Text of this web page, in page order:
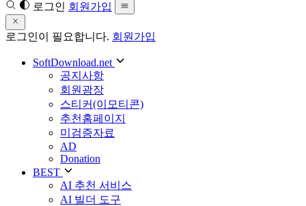
로그인 회원가입
로그인이 필요합니다. 회원가입
SoftDownload.net
공지사항
회원광장
스티커(이모티콘)
추천홈페이지
미검증자료
AD
Donation
BEST
AI 추천 서비스
AI 빌더 도구